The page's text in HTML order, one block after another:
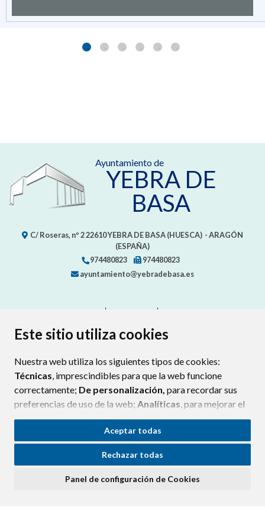
Este sitio utiliza cookies
Nuestra web utiliza los siguientes tipos de cookies:
Técnicas, imprescindibles para que la web funcione
correctamente; De personalización, para recordar sus
preferencias de uso de la web; Analíticas, para mejorar el
funcionamiento de la web y sus servicios.
Si acepta pulsando el botón“Aceptar todas”
consideramos que acepta su uso. Si pulsa el botón
ninguna acción, se guardarán las cookies técnicas
Aceptar todas
Rechazar todas
Panel de configuración de Cookies
Ayuntamiento de
YEBRA DE
BASA
C/ Roseras, nº 222610YEBRA DE BASA (HUESCA) - ARAGÓN
(ESPAÑA)
974480823
974480823
ayuntamiento@yebradebasa.es
PROTECCIÓN DE DATOS
POLÍTICA DE COOKIES